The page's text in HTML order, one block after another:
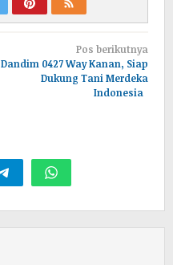
Pos berikutnya
Dandim 0427 Way Kanan, Siap
Dukung Tani Merdeka
Indonesia